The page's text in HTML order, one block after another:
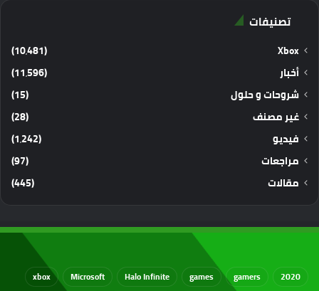
تصنيفات
Xbox
(10٬481)
أخبار
(11٬596)
شروحات و حلول
(15)
غير مصنف
(28)
فيديو
(1٬242)
مراجعات
(97)
مقالات
(445)
2020
gamers
games
Halo Infinite
Microsoft
xbox